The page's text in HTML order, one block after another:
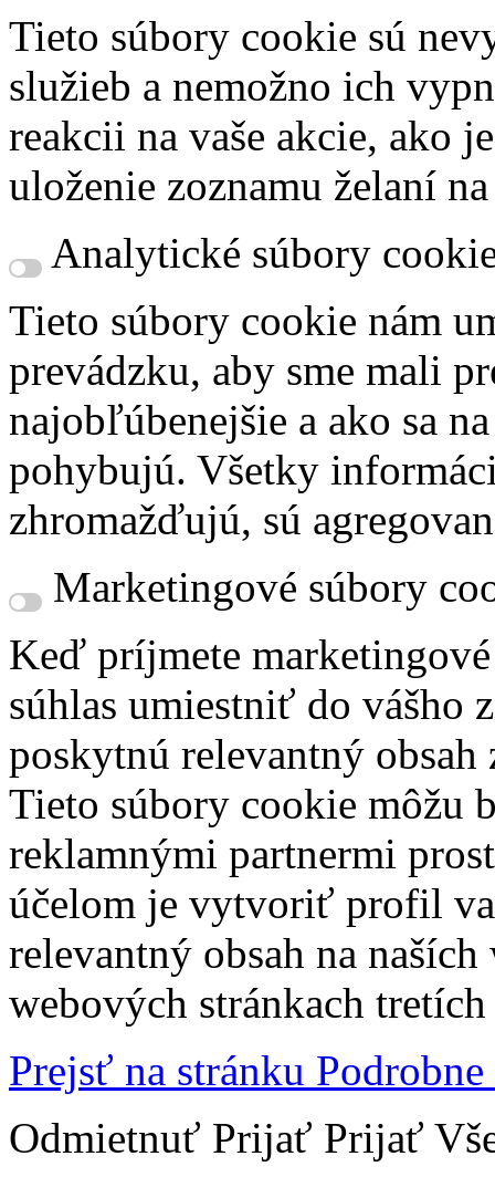
Tieto súbory cookie sú
služieb a nemožno ich
reakcii na vaše akcie, ako
uloženie zoznamu želaní
Analytické súbory
Tieto súbory cookie nám
prevádzku, aby sme mali
najobľúbenejšie a ako sa
pohybujú. Všetky
zhromažďujú, sú
Marketingové súbory
Keď príjmete
súhlas umiestniť do vášho
poskytnú relevantný
Tieto súbory cookie môžu
reklamnými partnermi
účelom je vytvoriť profil
relevantný obsah na
webových stránkach tretích
Prejsť na stránku
Odmietnuť Prijať Prijať